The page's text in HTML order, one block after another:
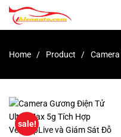
Home Product
sale!